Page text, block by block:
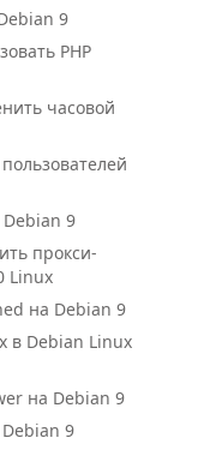
9
PHP
часовой
Debian 9
прокси-
Linux
на Debian 9
в Debian Linux
на Debian 9
Debian 9